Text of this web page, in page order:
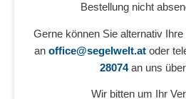
Bestellung nicht
Gerne können Sie alternativ
an office@segelwelt.at oder
28074an uns
Wir bitten um Ihr